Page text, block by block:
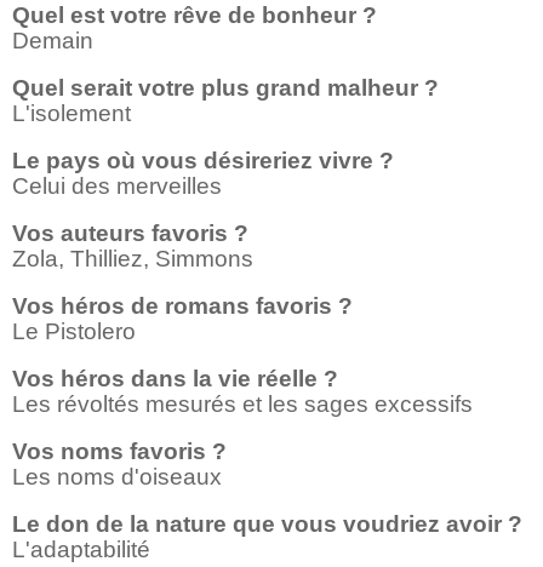
Quel est votre rêve de bonheur ?
Demain
Quel serait votre plus grand malheur ?
L'isolement
Le pays où vous désireriez vivre ?
Celui des merveilles
Vos auteurs favoris ?
Zola, Thilliez, Simmons
Vos héros de romans favoris ?
Le Pistolero
Vos héros dans la vie réelle ?
Les révoltés mesurés et les sages excessifs
Vos noms favoris ?
Les noms d'oiseaux
Le don de la nature que vous voudriez avoir ?
L'adaptabilité